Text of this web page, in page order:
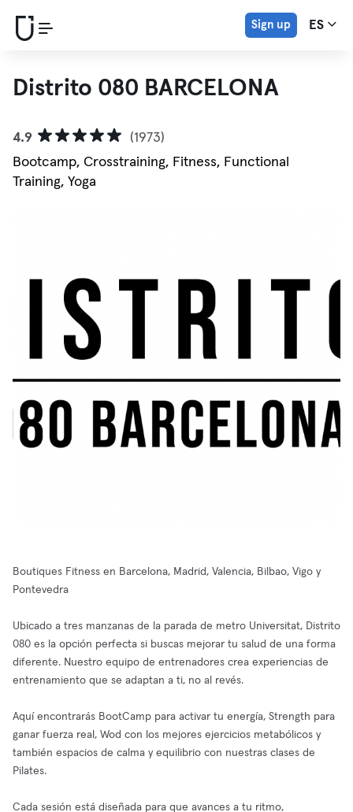
Sign up ES
Distrito 080 BARCELONA
4.9
(1973)
Bootcamp, Crosstraining, Fitness, Functional
Training, Yoga
Boutiques Fitness en Barcelona, Madrid, Valencia, Bilbao, Vigo y
Pontevedra
Ubicado a tres manzanas de la parada de metro Universitat, Distrito
080 es la opción perfecta si buscas mejorar tu salud de una forma
diferente. Nuestro equipo de entrenadores crea experiencias de
entrenamiento que se adaptan a ti, no al revés.
Aquí encontrarás BootCamp para activar tu energía, Strength para
ganar fuerza real, Wod con los mejores ejercicios metabólicos y
también espacios de calma y equilibrio con nuestras clases de
Pilates.
Cada sesión está diseñada para que avances a tu ritmo,